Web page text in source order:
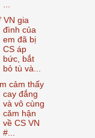
VN gia
đình của
em đã bị
CS áp
bức, bắt
bỏ tù và...
cảm thấy
cay đắng
và vô cùng
căm hận
về CS VN
#...